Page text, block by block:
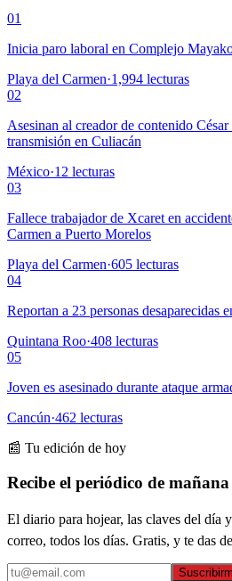
01
Inicia paro laboral en Complejo
Playa del Carmen·1,994 lecturas
02
Asesinan al creador de contenido
transmisión en Culiacán
México·12 lecturas
03
Fallece trabajador de Xcaret en
Carmen a Puerto Morelos
Playa del Carmen·605 lecturas
04
Reportan a 23 personas desaparecidas
Quintana Roo·408 lecturas
05
Joven es asesinado durante ataque
Cancún·462 lecturas
📰 Tu edición de hoy
Recibe el periódico de
El diario para hojear, las claves del día
correo, todos los días. Gratis, y te das